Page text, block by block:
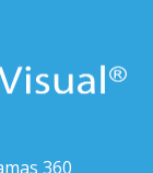
360